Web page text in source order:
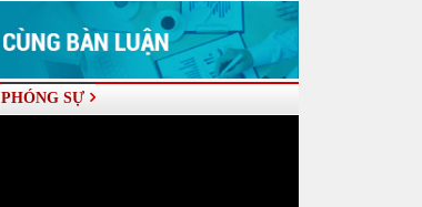
PHÓNG SỰ